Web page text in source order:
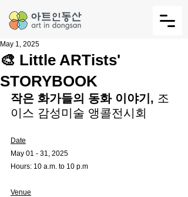
🎨 Little ARTists'
STORYBOOK
May 1, 2025
작은 화가들의 동화 이야기, 조
이스 감성미술 앵콜전시회
Date
May 01 - 31, 2025
Hours: 10 a.m. to 10 p.m
Venue